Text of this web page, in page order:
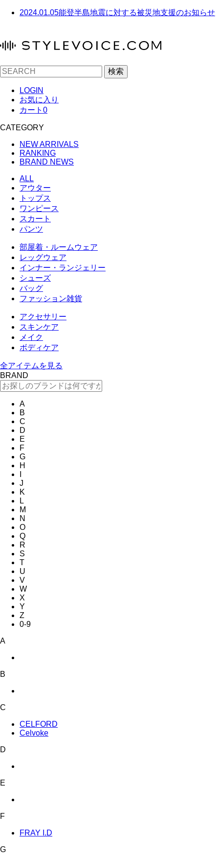
2024.01.05能登半島地震に対する被災地支援のお知らせ
検索
LOGIN
お気に入り
カート 0
CATEGORY
NEW ARRIVALS
RANKING
BRAND NEWS
ALL
アウター
トップス
ワンピース
スカート
パンツ
部屋着・ルームウェア
レッグウェア
インナー・ランジェリー
シューズ
バッグ
ファッション雑貨
アクセサリー
スキンケア
メイク
ボディケア
全アイテムを見る
BRAND
A
B
C
D
E
F
G
H
J
K
L
M
N
O
Q
R
S
T
U
V
W
X
Y
Z
0-9
A
B
C
CELFORD
Celvoke
D
E
F
FRAY I.D
G